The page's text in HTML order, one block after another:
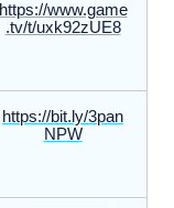
https://www.game
.tv/t/uxk92zUE8
https://bit.ly/3pan
NPW